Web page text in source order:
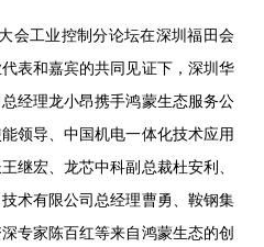
会工业控制分论坛在深圳福田会
表和嘉宾的共同见证下，深圳华
经理龙小昂携手鸿蒙生态服务公
领导、中国机电一体化技术应用
继宏、龙芯中科副总裁杜安利、
术有限公司总经理曹勇、鞍钢集
专家陈百红等来自鸿蒙生态的创